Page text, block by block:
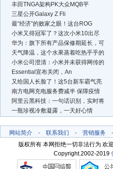
丰田TNGA架构PK大众MQB平
三星公开Galaxy Z Fli
最“经济”的败家之眼！这台ROG
小米又得冠军了？这次小米10出尽
华为：旗下所有产品保修期延长，可
天气降温，这个水果蒸着吃热乎乎的
小米公司澄清：小米并未获得网传的
Essential宣布关闭，An
又给国人长脸了！这5台新车霸气亮
南方电网充电服务费减半 保障疫情
阿里云黑科技：一句话识别，实时将
一瓶珍视冷敷凝露，一天好心情
网站简介 - 联系我们 - 营销服务
版权所有 本网拒绝一切非法行为 欢
Copyright.2002-2019